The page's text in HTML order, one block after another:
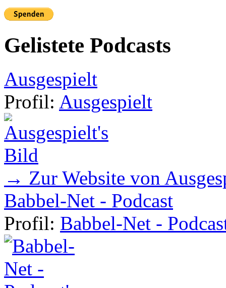
Gelistete Podcasts
Ausgespielt
Profil: Ausgespielt
→ Zur Website von
Babbel-Net - Podcast
Profil: Babbel-Net -